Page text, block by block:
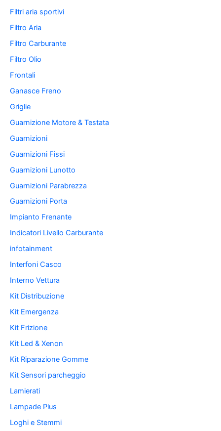
Filtri aria sportivi
Filtro Aria
Filtro Carburante
Filtro Olio
Frontali
Ganasce Freno
Griglie
Guarnizione Motore & Testata
Guarnizioni
Guarnizioni Fissi
Guarnizioni Lunotto
Guarnizioni Parabrezza
Guarnizioni Porta
Impianto Frenante
Indicatori Livello Carburante
infotainment
Interfoni Casco
Interno Vettura
Kit Distribuzione
Kit Emergenza
Kit Frizione
Kit Led & Xenon
Kit Riparazione Gomme
Kit Sensori parcheggio
Lamierati
Lampade Plus
Loghi e Stemmi